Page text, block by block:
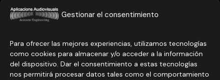
Gestionar el consentimiento
Para ofrecer las mejores experiencias, utilizamos tecnologías
como cookies para almacenar y/o acceder a la información
del dispositivo. Dar el consentimiento a estas tecnologías
nos permitirá procesar datos tales como el comportamiento
Política de Privacidad
Política de Cookies